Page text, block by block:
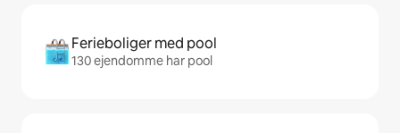
Ferieboliger med pool
130 ejendomme har pool